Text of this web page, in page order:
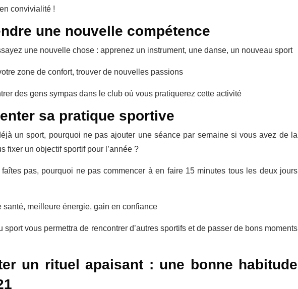
convivialité !
une nouvelle compétence
une nouvelle chose : apprenez un instrument, une danse, un nouveau sport
zone de confort, trouver de nouvelles passions
des gens sympas dans le club où vous pratiquerez cette activité
sa pratique sportive
un sport, pourquoi ne pas ajouter une séance par semaine si vous avez de la
fixer un objectif sportif pour l’année ?
faîtes pas, pourquoi ne pas commencer à en faire 15 minutes tous les deux jours
santé, meilleure énergie, gain en confiance
sport vous permettra de rencontrer d’autres sportifs et de passer de bons moments
un rituel apaisant : une bonne habitude